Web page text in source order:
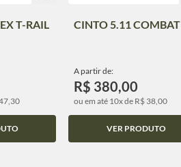
T-RAIL CINTO 5.11 COMBAT
A partir de:
R$ 380,00
ou em até 10x de R$ 38,00
VER PRODUTO